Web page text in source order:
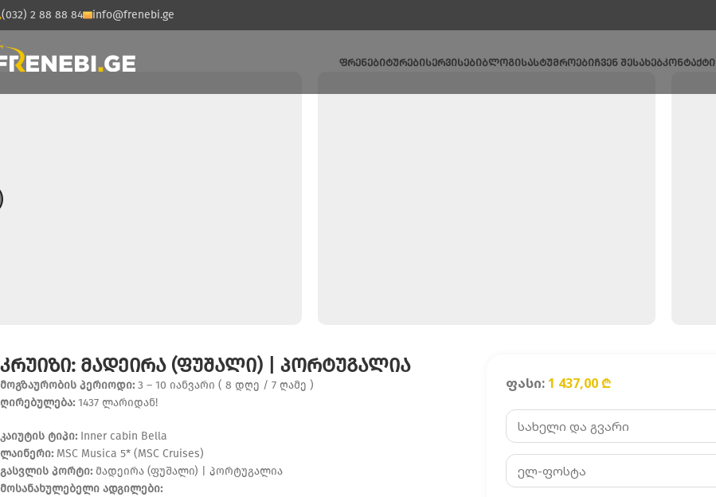
(032) 2 88 88 84 info@frenebi.ge
ᲤᲠᲔᲜᲔᲑᲘᲢᲣᲠᲔᲑᲘᲡᲔᲠᲕᲘᲡᲔᲑᲘᲑᲚᲝᲒᲘᲡᲐᲡᲢᲣᲛᲠᲝᲔᲑᲘᲩᲕᲔᲜ ᲨᲔᲡᲐᲮᲔᲑᲙᲝᲜᲢᲐᲥᲢᲘ
ᲙᲠᲣᲘᲖᲘ: ᲛᲐᲓᲔᲘᲠᲐ (ᲤᲣᲨᲐᲚᲘ) | ᲞᲝᲠᲢᲣᲒᲐᲚᲘᲐ
მოგზაურობის პერიოდი: 3 – 10 იანვარი ( 8 დღე / 7 ღამე )
ღირებულება: 1437 ლარიდან!
კაიუტის ტიპი: Inner cabin Bella
ლაინერი: MSC Musica 5* (MSC Cruises)
გასვლის პორტი: მადეირა (ფუშალი) | პორტუგალია
მოსანახულებელი ადგილები:
ფასი: 1 437,00 ₾